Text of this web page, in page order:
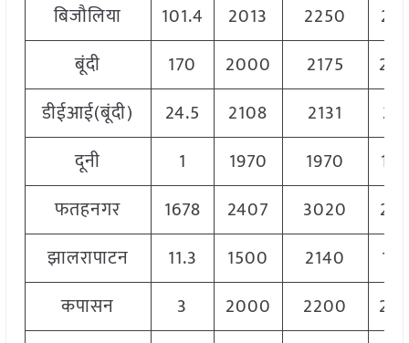
बिजौलिया
101.4 2013 2250
बूंदी
170 2000 2175
डीईआई(बूंदी)
24.5 2108 2131
दूनी
1 1970 1970
फतहनगर
1678 2407 3020
झालरापाटन
11.3 1500 2140
कपासन
3 2000 2200